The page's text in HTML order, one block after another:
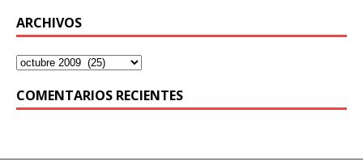
ARCHIVOS
COMENTARIOS RECIENTES